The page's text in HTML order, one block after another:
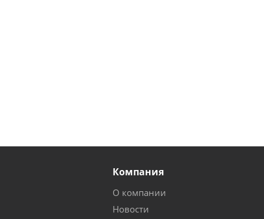
Компания
О компании
Новости